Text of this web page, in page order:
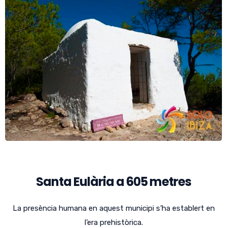
Santa Eulària a 605 metres
La presència humana en aquest municipi s’ha establert en
l’era prehistòrica.